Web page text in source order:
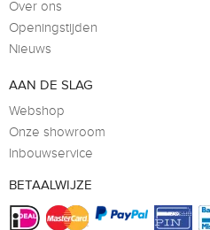
Over ons
Openingstijden
Nieuws
AAN DE SLAG
Webshop
Onze showroom
Inbouwservice
BETAALWIJZE